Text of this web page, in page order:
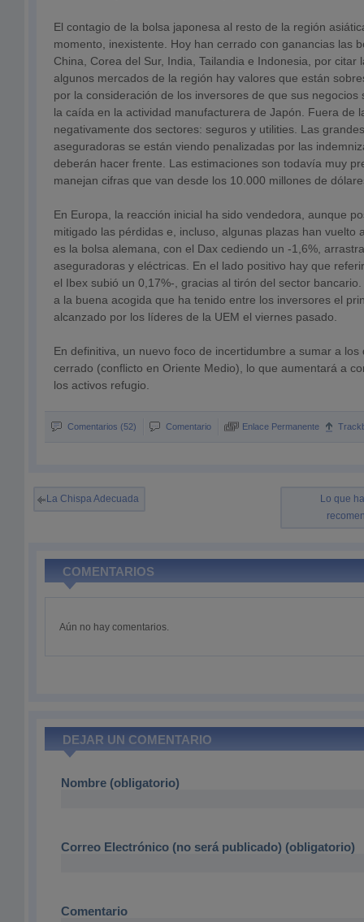
El contagio de la bolsa japonesa al resto de la región
momento, inexistente. Hoy han cerrado con ganancias las
China, Corea del Sur, India, Tailandia e Indonesia, por citar
algunos mercados de la región hay valores que están
por la consideración de los inversores de que sus negocios
la caída en la actividad manufacturera de Japón. Fuera de
negativamente dos sectores: seguros y utilities. Las
aseguradoras se están viendo penalizadas por las
deberán hacer frente. Las estimaciones son todavía muy
manejan cifras que van desde los 10.000 millones de
En Europa, la reacción inicial ha sido vendedora, aunque
mitigado las pérdidas e, incluso, algunas plazas han vuelto
es la bolsa alemana, con el Dax cediendo un -1,6%,
aseguradoras y eléctricas. En el lado positivo hay que
el Ibex subió un 0,17%-, gracias al tirón del sector
a la buena acogida que ha tenido entre los inversores el
alcanzado por los líderes de la UEM el viernes pasado.
En definitiva, un nuevo foco de incertidumbre a sumar a
cerrado (conflicto en Oriente Medio), lo que aumentará a
los activos refugio.
Comentarios (52) Comentario Enlace Permanente
La Chispa Adecuada
Lo que
COMENTARIOS
Aún no hay comentarios.
DEJAR UN COMENTARIO
Nombre (obligatorio)
Correo Electrónico (no será publicado) (obligatorio)
Comentario